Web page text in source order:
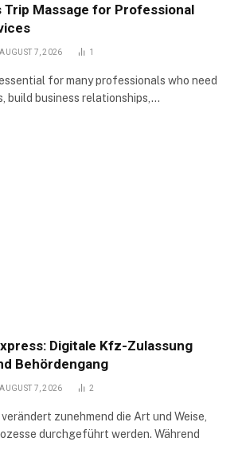
Trip Massage for Professional
AUGUST 7, 2026 1
for many professionals who need
build business relationships,…
Digitale Kfz-Zulassung
Behördengang
AUGUST 7, 2026 2
zunehmend die Art und Weise,
durchgeführt werden. Während